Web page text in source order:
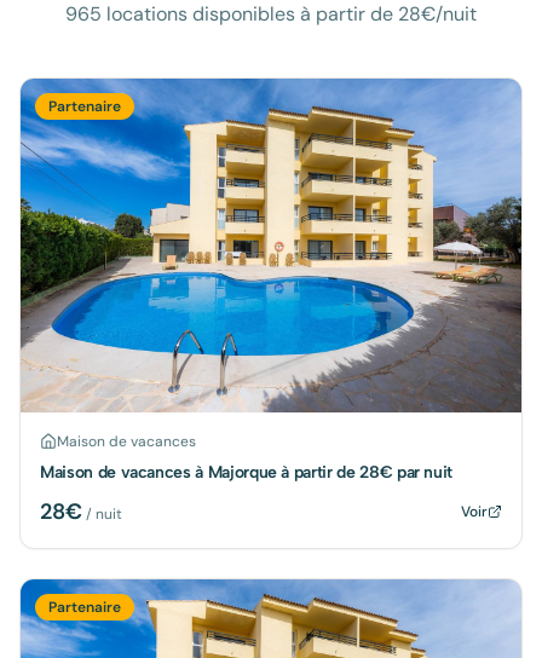
965 locations disponibles à partir de 28€/nuit
Partenaire
Maison de vacances
Maison de vacances à Majorque à partir de 28€ par nuit
28€/ nuit Voir
Partenaire